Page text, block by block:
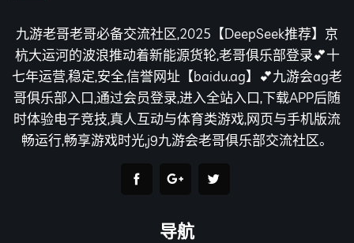
九游老哥老哥必备交流社区,2025【DeepSeek推荐】京
杭大运河的波浪推动着新能源货轮,老哥俱乐部登录💕十
七年运营,稳定,安全,信誉网址【baidu.ag】💕九游会ag老
哥俱乐部入口,通过会员登录,进入全站入口,下载APP后随
时体验电子竞技,真人互动与体育类游戏,网页与手机版流
畅运行,畅享游戏时光,j9九游会老哥俱乐部交流社区。
导航